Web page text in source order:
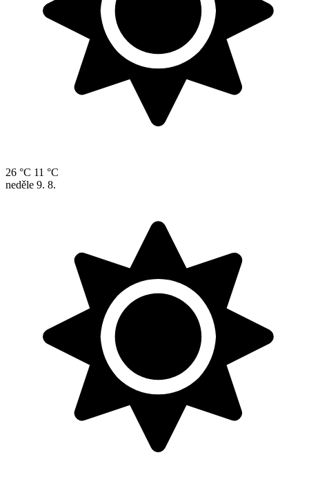
26 °C 11 °C
neděle 9. 8.